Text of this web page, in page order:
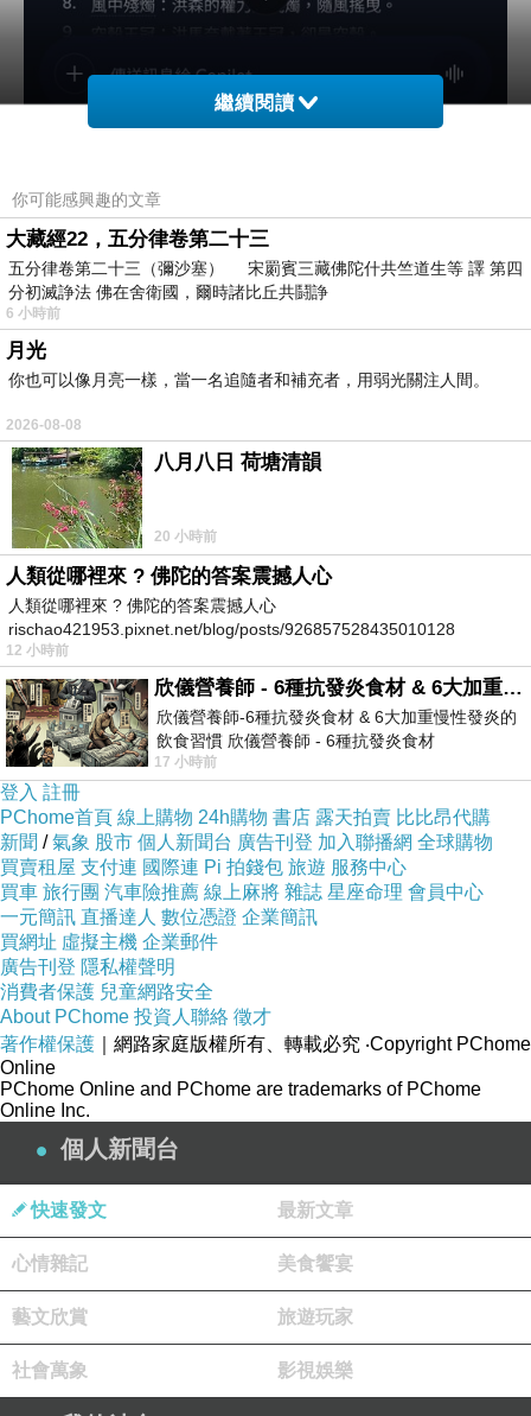
繼續閱讀
你可能感興趣的文章
大藏經22，五分律卷第二十三
五分律卷第二十三（彌沙塞） 宋罽賓三藏佛陀什共竺道生等 譯 第四
分初滅諍法 佛在舍衛國，爾時諸比丘共鬪諍
6 小時前
月光
你也可以像月亮一樣，當一名追隨者和補充者，用弱光關注人間。
2026-08-08
八月八日 荷塘清韻
20 小時前
人類從哪裡來 ? 佛陀的答案震撼人心
人類從哪裡來 ? 佛陀的答案震撼人心
rischao421953.pixnet.net/blog/posts/926857528435010128
12 小時前
欣儀營養師 - 6種抗發炎食材 & 6大加重慢性發炎的飲食習慣
欣儀營養師-6種抗發炎食材 & 6大加重慢性發炎的
飲食習慣 欣儀營養師 - 6種抗發炎食材
https://www.facebook.com/photo/?fbid=147
17 小時前
登入 註冊
PChome首頁 線上購物 24h購物 書店 露天拍賣 比比昂代購
新聞 /氣象 股市 個人新聞台 廣告刊登 加入聯播網 全球購物
買賣租屋 支付連 國際連 Pi 拍錢包 旅遊 服務中心
買車 旅行團 汽車險推薦 線上麻將 雜誌 星座命理 會員中心
一元簡訊 直播達人 數位憑證 企業簡訊
買網址 虛擬主機 企業郵件
廣告刊登 隱私權聲明
消費者保護 兒童網路安全
About PChome 投資人聯絡 徵才
著作權保護 ｜網路家庭版權所有、轉載必究 ‧Copyright PChome
Online
PChome Online and PChome are trademarks of PChome
Online Inc.
個人新聞台
快速發文 最新文章
心情雜記 美食饗宴
藝文欣賞 旅遊玩家
社會萬象 影視娛樂